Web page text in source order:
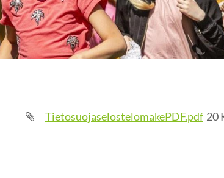
TietosuojaselostelomakePDF.pdf 20